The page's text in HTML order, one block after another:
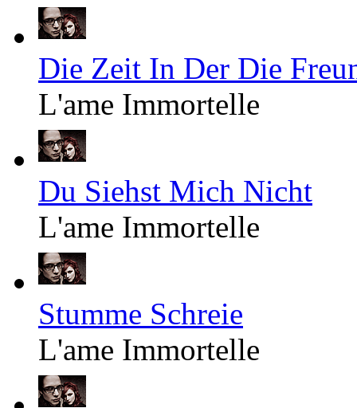
Die Zeit In Der Die
L'ame Immortelle
Du Siehst Mich Nicht
L'ame Immortelle
Stumme Schreie
L'ame Immortelle